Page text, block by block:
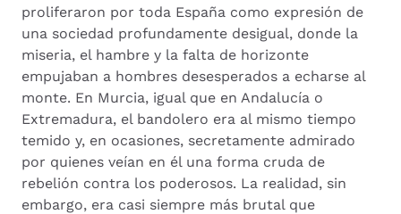
proliferaron por toda España como expresión de
una sociedad profundamente desigual, donde la
miseria, el hambre y la falta de horizonte
empujaban a hombres desesperados a echarse al
monte. En Murcia, igual que en Andalucía o
Extremadura, el bandolero era al mismo tiempo
temido y, en ocasiones, secretamente admirado
por quienes veían en él una forma cruda de
rebelión contra los poderosos. La realidad, sin
embargo, era casi siempre más brutal que